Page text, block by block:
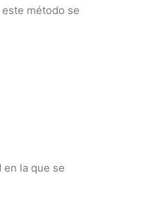
método se
la que se